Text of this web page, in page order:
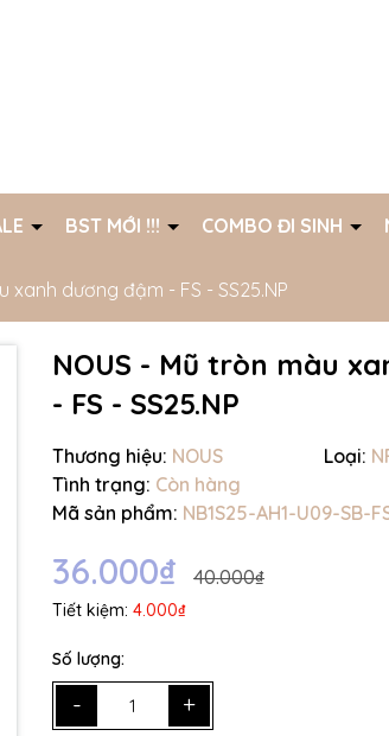
chờ đợi bạn
BST MỚI !!! COMBO ĐI SINH
xanh dương đậm - FS - SS25.NP
NOUS - Mũ tròn màu
- FS - SS25.NP
Thương hiệu: NOUS Loại:
Tình trạng: Còn hàng
Mã sản phẩm: NB1S25-AH1-U09-SB-
36.000₫ 40.000₫
Tiết kiệm: 4.000₫
Số lượng:
- +
Mã giảm giá:
Điều kiện: